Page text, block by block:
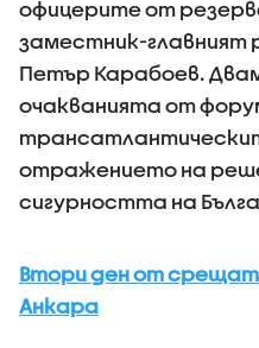
офицерите от
заместник-главният
Петър Карабоев.
очакванията от
отражението на
сигурността на
Втори ден от
Анкара